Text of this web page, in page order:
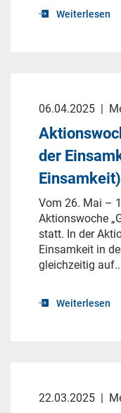
Weiterlesen
06.04.2025 |
der
Einsamkeit)
Vom 26. Mai –
Aktionswoche
statt. In der
Einsamkeit in
gleichzeitig
Weiterlesen
22.03.2025 |